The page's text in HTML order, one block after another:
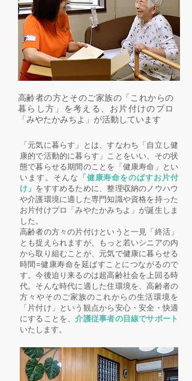
高齢者の方とそのご家族の「これからの
暮らし方」を考える、お片付けのプロ
「みやたかみちよ」が活動しています
「元気に暮らす」とは、すなわち「自立し健
康的で活動的に暮らす」ことをいい、その状
態で暮らせる期間のことを「健康寿命」とい
います。そんな 「健康寿命をのばすお片付
け」 をすすめるために、整理収納のノウハウ
や介護環境に適した専門知識や資格を持った
お片付けプロ「みやたかみちよ」が誕生しま
した。
高齢者の方々の片付けというと一見「終活」
とも捉えられますが、もっと若いシニアの内
から取り組むことが、元気で健康に暮らせる
時間=健康寿命を延ばすことにつながるので
す。今後迫り来るのは超高齢社会を上回る時
代。そんな時代に適した住環境を、高齢者の
方々やそのご家族のこれからの生活環境を
「片付け」という観点から安心・安全・快適
にすることを、介護従事者の目線でサポート
いたします。